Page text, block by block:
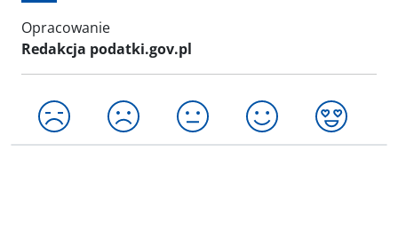
Opracowanie
Redakcja podatki.gov.pl